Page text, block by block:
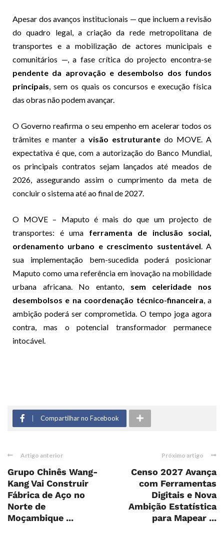
Apesar dos avanços institucionais — que incluem a revisão
do quadro legal, a criação da rede metropolitana de
transportes e a mobilização de actores municipais e
comunitários —, a fase crítica do projecto encontra-se
pendente da aprovação e desembolso dos fundos
principais, sem os quais os concursos e execução física
das obras não podem avançar.
O Governo reafirma o seu empenho em acelerar todos os
trâmites e manter a visão estruturantedo MOVE. A
expectativa é que, com a autorização do Banco Mundial,
os principais contratos sejam lançados até meados de
2026, assegurando assim o cumprimento da meta de
concluir o sistema até ao final de 2027.
O MOVE – Maputo é mais do que um projecto de
transportes: é uma ferramenta de inclusão social,
ordenamento urbano e crescimento sustentável. A
sua implementação bem-sucedida poderá posicionar
Maputo como uma referência em inovação na mobilidade
urbana africana. No entanto, sem celeridade nos
desembolsos e na coordenação técnico-financeira, a
ambição poderá ser comprometida. O tempo joga agora
contra, mas o potencial transformador permanece
intocável.
Compartilhar no Facebook
Artigo anterior
Grupo Chinês Wang-
Kang Vai Construir
Fábrica de Aço no
Norte de
Moçambique ...
Próximo artigo
Censo 2027 Avança
com Ferramentas
Digitais e Nova
Ambição Estatística
para Mapear ...